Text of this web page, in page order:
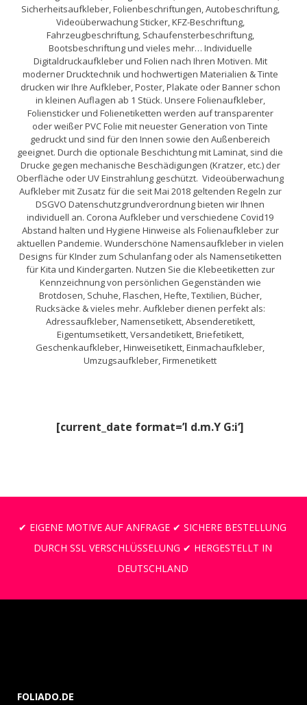
Sicherheitsaufkleber, Folienbeschriftungen, Autobeschriftung,
Videoüberwachung Sticker, KFZ-Beschriftung,
Fahrzeugbeschriftung, Schaufensterbeschriftung,
Bootsbeschriftung und vieles mehr… Individuelle
Digitaldruckaufkleber und Folien nach Ihren Motiven. Mit
moderner Drucktechnik und hochwertigen Materialien & Tinte
drucken wir Ihre Aufkleber, Poster, Plakate oder Banner schon
in kleinen Auflagen ab 1 Stück. Unsere Folienaufkleber,
Foliensticker und Folienetiketten werden auf transparenter
oder weißer PVC Folie mit neuester Generation von Tinte
gedruckt und sind für den Innen sowie den Außenbereich
geeignet. Durch die optionale Beschichtung mit Laminat, sind die
Drucke gegen mechanische Beschädigungen (Kratzer, etc.) der
Oberfläche oder UV Einstrahlung geschützt. Videoüberwachung
Aufkleber mit Zusatz für die seit Mai 2018 geltenden Regeln zur
DSGVO Datenschutzgrundverordnung bieten wir Ihnen
individuell an. Corona Aufkleber und verschiedene Covid19
Abstand halten und Hygiene Hinweise als Folienaufkleber zur
aktuellen Pandemie. Wunderschöne Namensaufkleber in vielen
Designs für KInder zum Schulanfang oder als Namensetiketten
für Kita und Kindergarten. Nutzen Sie die Klebeetiketten zur
Kennzeichnung von persönlichen Gegenständen wie
Brotdosen, Schuhe, Flaschen, Hefte, Textilien, Bücher,
Rucksäcke & vieles mehr. Aufkleber dienen perfekt als:
Adressaufkleber, Namensetikett, Absenderetikett,
Eigentumsetikett, Versandetikett, Briefetikett,
Geschenkaufkleber, Hinweisetikett, Einmachaufkleber,
Umzugsaufkleber, Firmenetikett
[current_date format=’l d.m.Y G:i‘]
✔ EIGENE MOTIVE AUF ANFRAGE ✔ SICHERE BESTELLUNG
DURCH SSL VERSCHLÜSSELUNG ✔ HERGESTELLT IN
DEUTSCHLAND
FOLIADO.DE